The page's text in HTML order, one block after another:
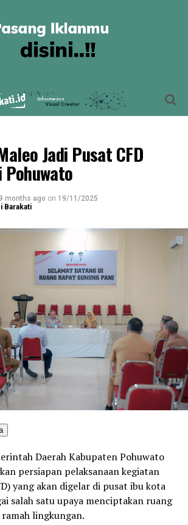
Jadi Pusat CFD
months ago on 19/11/2025
Barakati
Daerah Kabupaten Pohuwato
persiapan pelaksanaan kegiatan
yang akan digelar di pusat ibu kota
salah satu upaya menciptakan ruang
lingkungan.